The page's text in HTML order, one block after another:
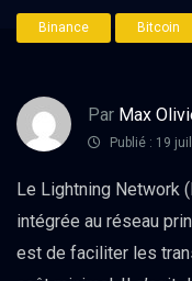
Binance Bitcoin
Par Max
Publié : 19
Le Lightning Network
intégrée au réseau
est de faciliter les